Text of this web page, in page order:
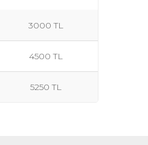
3000 TL
4500 TL
5250 TL